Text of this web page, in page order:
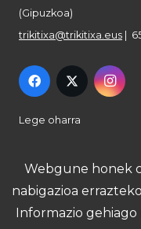
(Gipuzkoa)
trikitixa@trikitixa.eus |
Lege oharra
Pribatutasun politika
Webgune honek
nabigazioa
Informazio